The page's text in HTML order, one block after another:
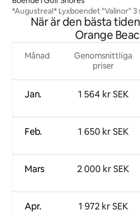
*Augustrea!* Lyxboendet "Valinor" 3 sovrum+ 3 minuter
till sandNär är den bästa
Orange
Månad
Jan.
Feb.
Mars
Apr.
Genomsnittliga
priser
1 564 kr SEK
1 650 kr SEK
2 000 kr SEK
1 972 kr SEK